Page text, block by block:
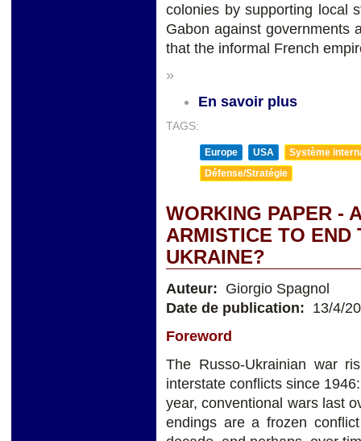
colonies by supporting local
Gabon against governments
that the informal French
»
En savoir plus
TAGS:
Europe USA
Système
Défense/Stratégie
WORKING PAPER -
ARMISTICE TO END
UKRAINE?
Auteur: Giorgio Spagnol
Date de publication: 13/4/
Foreword
The Russo-Ukrainian war
interstate conflicts since
year, conventional wars last
endings are a frozen